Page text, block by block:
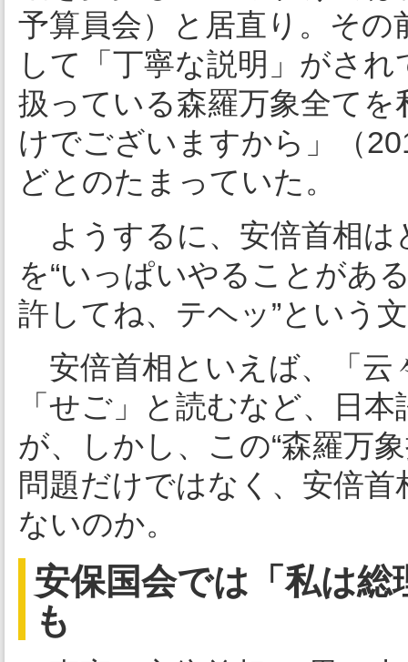
予算員会）と居直り。その
して「丁寧な説明」がさ
扱っている森羅万象全て
けでございますから」（
どとのたまっていた。
ようするに、安倍首相は
を“いっぱいやることがあ
許してね、テヘッ”という
安倍首相といえば、「云
「せご」と読むなど、日
が、しかし、この“森羅万
問題だけではなく、安倍
ないのか。
安保国会では「私は
も